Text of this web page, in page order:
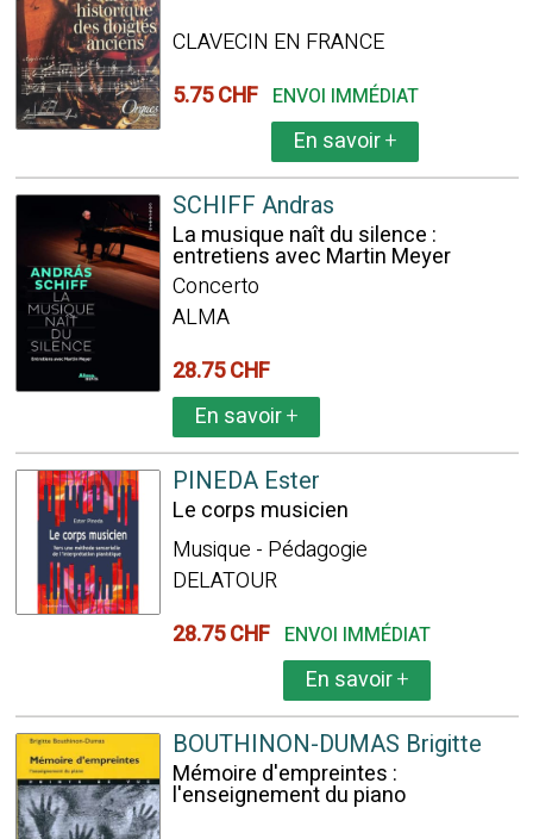
CLAVECIN EN FRANCE
5.75 CHF ENVOI IMMÉDIAT
En savoir+
SCHIFF Andras
La musique naît du silence :
entretiens avec Martin Meyer
Concerto
ALMA
28.75 CHF
En savoir+
PINEDA Ester
Le corps musicien
Musique - Pédagogie
DELATOUR
28.75 CHF ENVOI IMMÉDIAT
En savoir+
BOUTHINON-DUMAS Brigitte
Mémoire d'empreintes :
l'enseignement du piano